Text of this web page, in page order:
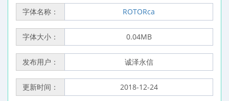
字体名称： ROTORca
字体大小： 0.04MB
发布用户： 诚泽永信
更新时间： 2018-12-24